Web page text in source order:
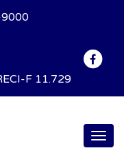
F 11.729